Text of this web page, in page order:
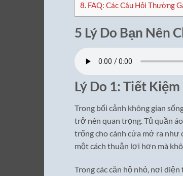
8. FAQ: Các Câu Hỏi Thường
5 Lý Do Bạn Nên
Lý Do 1: Tiết
Trong bối cảnh không gian
trở nên quan trọng. Tủ quần
trống cho cánh cửa mở ra như
một cách thuận lợi hơn mà
Trong các căn hộ nhỏ, nơi